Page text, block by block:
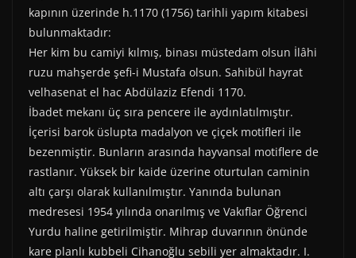
kapının üzerinde h.1170 (1756) tarihli yapım kitabesi
bulunmaktadır:
Her kim bu camiyi kılmış, binası müstedam olsun İlâhi
ruzu mahşerde şefi-i Mustafa olsun. Sahibül hayrat
velhasenat el hac Abdülaziz Efendi 1170.
İbadet mekanı üç sıra pencere ile aydınlatılmıştır.
İçerisi barok üslupta madalyon ve çiçek motifleri ile
bezenmiştir. Bunların arasında hayvansal motiflere de
rastlanır. Yüksek bir kaide üzerine oturtulan caminin
altı çarşı olarak kullanılmıştır. Yanında bulunan
medresesi 1954 yılında onarılmış ve Vakıflar Öğrenci
Yurdu haline getirilmiştir. Mihrap duvarının önünde
kare planlı kubbeli Cihanoğlu sebili yer almaktadır. I.